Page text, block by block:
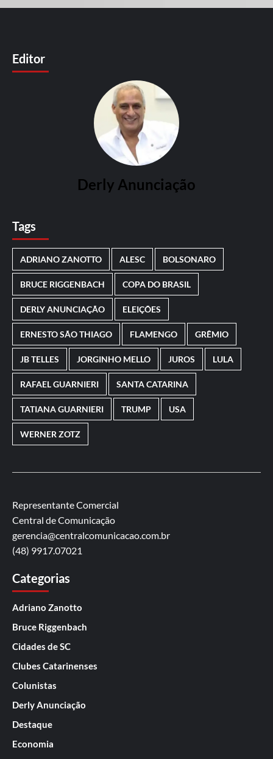
Editor
Derly Anunciação
Tags
ADRIANO ZANOTTO ALESC BOLSONARO
BRUCE RIGGENBACH COPA DO BRASIL
DERLY ANUNCIAÇÃO ELEIÇÕES
ERNESTO SÃO THIAGO FLAMENGO GRÊMIO
JB TELLES JORGINHO MELLO JUROS LULA
RAFAEL GUARNIERI SANTA CATARINA
TATIANA GUARNIERI TRUMP USA
WERNER ZOTZ
Representante Comercial
Central de Comunicação
gerencia@centralcomunicacao.com.br
(48) 9917.07021
Categorias
Adriano Zanotto
Bruce Riggenbach
Cidades de SC
Clubes Catarinenses
Colunistas
Derly Anunciação
Destaque
Economia